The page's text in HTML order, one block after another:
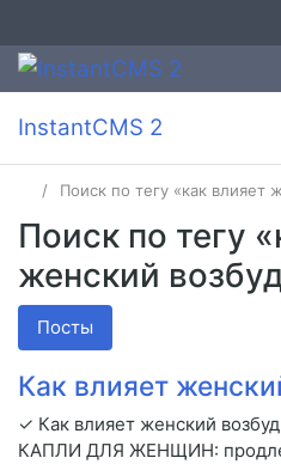
InstantCMS 2
Поиск по тегу «как влияет
Поиск по тегу
женский
Посты
Как влияет
✓ Как влияет женский
КАПЛИ ДЛЯ ЖЕНЩИН: